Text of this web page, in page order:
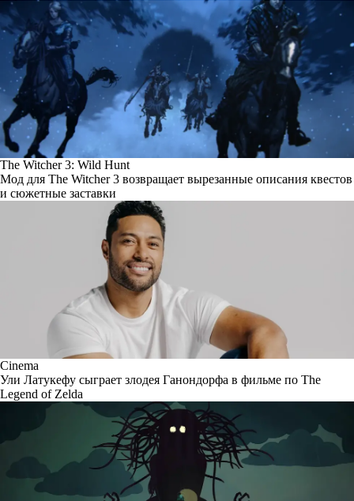
The Witcher 3: Wild Hunt
Мод для The Witcher 3 возвращает вырезанные описания квестов
и сюжетные заставки
Cinema
Ули Латукефу сыграет злодея Ганондорфа в фильме по The
Legend of Zelda